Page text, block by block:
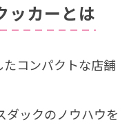
ッカーとは
たコンパクトな店舗
ダックのノウハウを